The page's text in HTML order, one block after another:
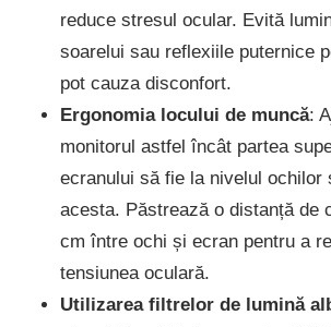
reduce stresul ocular. Evită
soarelui sau reflexiile puternice
pot cauza disconfort.
Ergonomia locului de muncă:
monitorul astfel încât partea
ecranului să fie la nivelul ochilor
acesta. Păstrează o distanță de
cm între ochi și ecran pentru a
tensiunea oculară.
Utilizarea filtrelor de lumină